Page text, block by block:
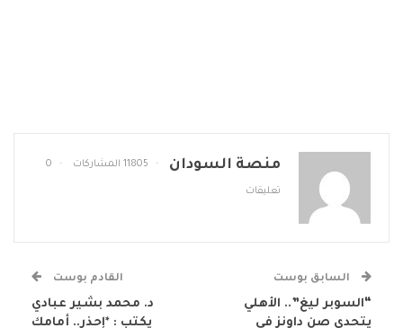
منصة السودان 11805 المشاركات 0
تعليقات
السابق بوست
“السوبر ليغ”.. الأهلي
يتحدى صن داونز في
القادم بوست
د. محمد بشير عبادي
يكتب : *إحذر.. أمامك